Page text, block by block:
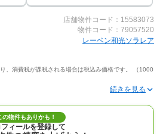
店舗物件コード：15583073
物件コード：79057520
レーベン和光ソラレア
、消費税が課税される場合は税込み価格です。 （1000
）や間取り図に描かれている家具や車などは、特にコ
は含まれません。
２日前に最終確認した情報です。
観等実際のものとは多少異なることがあります。
の物件もありかも！
フィールを登録して